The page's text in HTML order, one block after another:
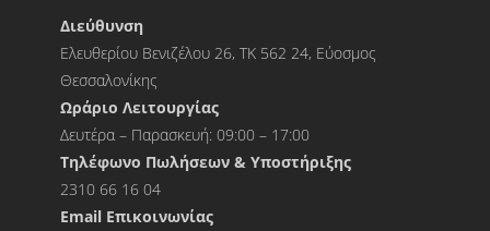
Διεύθυνση
Ελευθερίου Βενιζέλου 26, ΤΚ 562 24, Εύοσμος
Θεσσαλονίκης
Ωράριο Λειτουργίας
Δευτέρα – Παρασκευή: 09:00 – 17:00
Τηλέφωνο Πωλήσεων & Υποστήριξης
2310 66 16 04
Εmail Επικοινωνίας